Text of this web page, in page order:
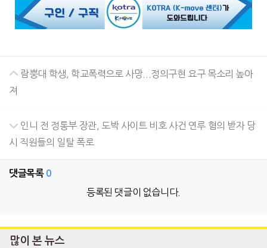
람뿡대 학생, 학교폭력으로 사망...정의구현 요구 목소리 높아
져
인니 전 정통부 장관, 도박 사이트 비호 사건 연루 혐의 받자 당
시 직원들의 일탈 폭로
댓글목록 0
등록된 댓글이 없습니다.
많이 본 뉴스